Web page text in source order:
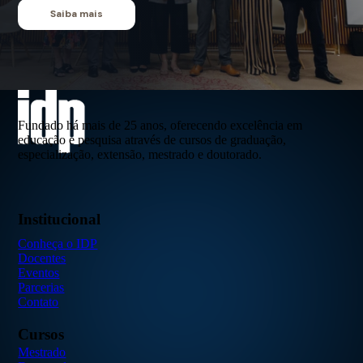
Saiba mais
Fundado há mais de 25 anos, oferecendo excelência em
educação e pesquisa através de cursos de graduação,
especialização, extensão, mestrado e doutorado.
Institucional
Conheça o IDP
Docentes
Eventos
Parcerias
Contato
Cursos
Mestrado